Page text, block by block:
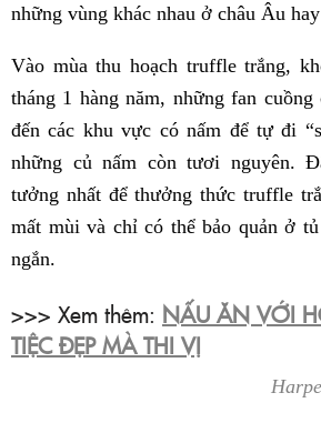
những vùng khác nhau ở châu Âu
Vào mùa thu hoạch truffle trắng,
tháng 1 hàng năm, những fan
đến các khu vực có nấm để tự đi
những củ nấm còn tươi nguyên.
tưởng nhất để thưởng thức truffle
mất mùi và chỉ có thể bảo quản ở
ngắn.
>>> Xem thêm: NẤU ĂN VỚI
TIỆC ĐẸP MÀ THI VỊ